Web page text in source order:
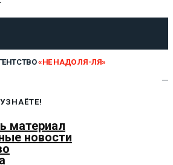
«НЕ НАДО ЛЯ-ЛЯ»
материал
новости